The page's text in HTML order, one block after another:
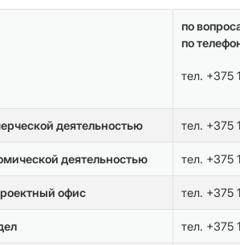
по
по
тел. +375
деятельностью тел. +375
деятельностью тел. +375
офис тел. +375
тел. +375